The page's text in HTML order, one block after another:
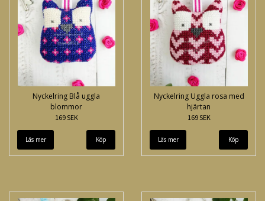
Nyckelring Blå uggla
blommor
169 SEK
Läs mer
Nyckelring Uggla rosa med
hjärtan
169 SEK
Läs mer